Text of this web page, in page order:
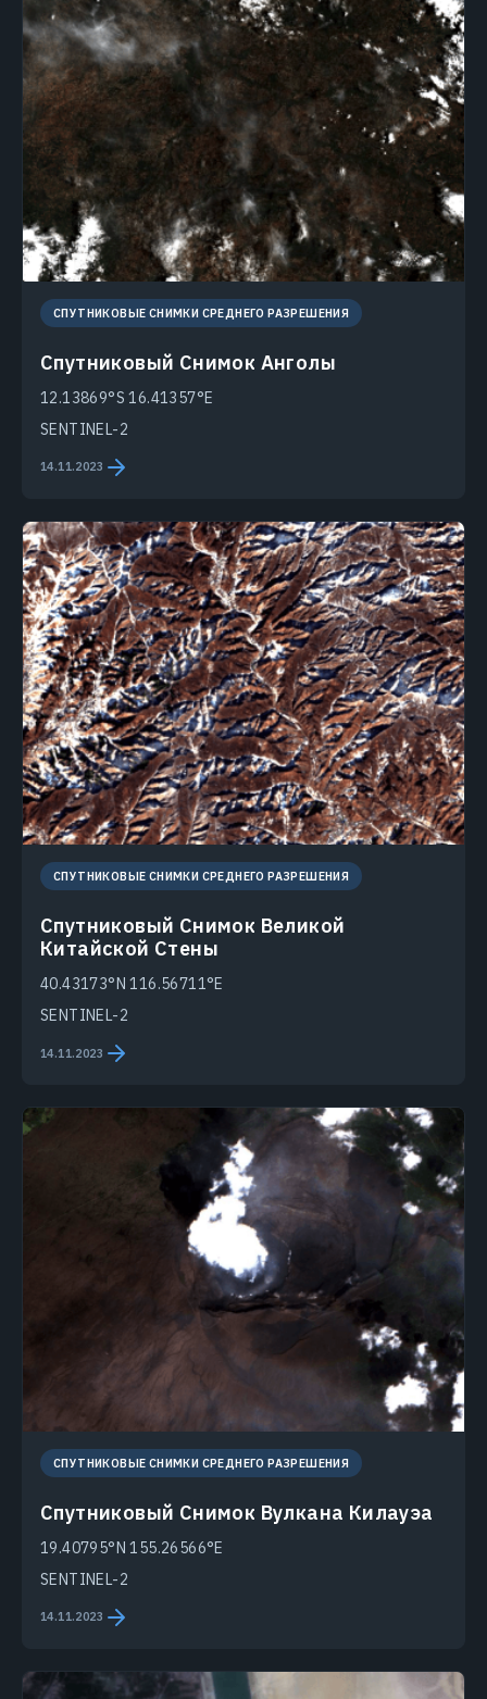
СПУТНИКОВЫЕ СНИМКИ СРЕДНЕГО РАЗРЕШЕНИЯ
Спутниковый Снимок Анголы
12.13869°S 16.41357°E
SENTINEL-2
14.11.2023
СПУТНИКОВЫЕ СНИМКИ СРЕДНЕГО РАЗРЕШЕНИЯ
Спутниковый Снимок Великой
Китайской Стены
40.43173°N 116.56711°E
SENTINEL-2
14.11.2023
СПУТНИКОВЫЕ СНИМКИ СРЕДНЕГО РАЗРЕШЕНИЯ
Спутниковый Снимок Вулкана Килауэа
19.40795°N 155.26566°E
SENTINEL-2
14.11.2023